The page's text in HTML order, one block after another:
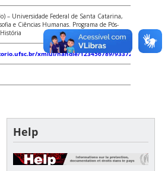
– Universidade Federal de Santa Catarina,
e Ciências Humanas. Programa de Pós-
xmlui/handle/123456789/93372
Help